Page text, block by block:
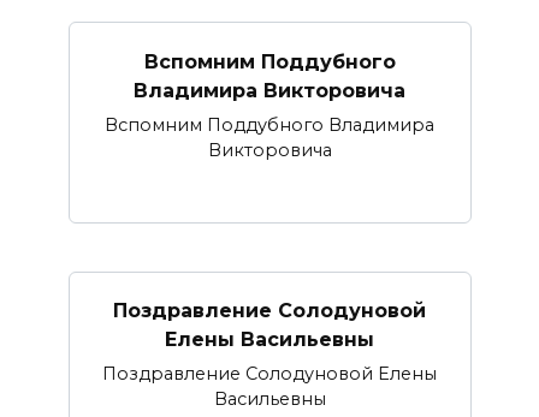
Вспомним Поддубного
Владимира Викторовича
Вспомним Поддубного Владимира
Викторовича
Поздравление Солодуновой
Елены Васильевны
Поздравление Солодуновой Елены
Васильевны